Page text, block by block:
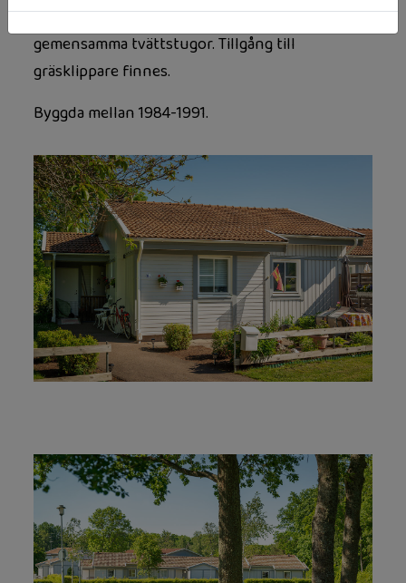
tvättmöjligheter och hyreshusen har
gemensamma tvättstugor. Tillgång till
gräsklippare finnes.
Byggda mellan 1984-1991.